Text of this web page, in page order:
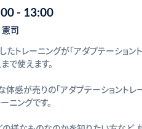
- 13:00
司
レーニングが「アダプテーショント
で使えます。
感が売りの「アダプテーショント
ニングです。